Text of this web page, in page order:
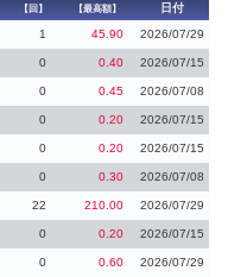
【回】
【最高額】
日付
1 45.90 2026/07/29
0 0.40 2026/07/15
0 0.45 2026/07/08
0 0.20 2026/07/15
0 0.20 2026/07/15
0 0.30 2026/07/08
22 210.00 2026/07/29
0 0.20 2026/07/15
0 0.60 2026/07/29